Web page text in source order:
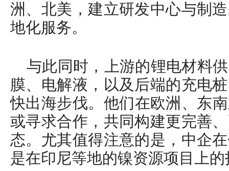
洲、北美，建立研发中心与制
地化服务。
与此同时，上游的锂电材料
膜、电解液，以及后端的充电
快出海步伐。​他们在欧洲、东
或寻求合作，共同构建更完善
态。尤其值得注意的是，中企
是在印尼等地的镍资源项目上